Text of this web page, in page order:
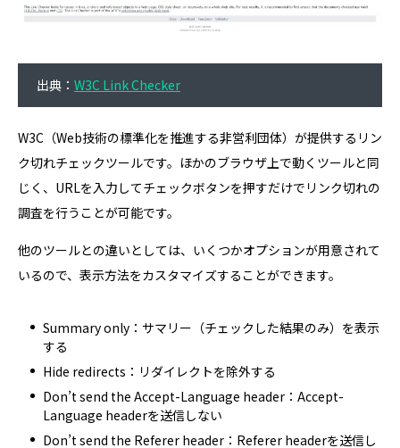
出典： W3C Link Checker
W3C（Web技術の標準化を推進する非営利団体）が提供するリン
ク切れチェックツールです。ほかのブラウザ上で動くツールと同
じく、URLを入力してチェックボタンを押すだけでリンク切れの
調査を行うことが可能です。
他のツールとの違いとしては、いくつかオプションが用意されて
いるので、表示方法をカスタマイズすることができます。
Summary only：サマリー（チェックした結果のみ）を表示
する
Hide redirects：リダイレクトを除外する
Don’t send the Accept-Language header：Accept-
Language headerを送信しない
Don’t send the Referer header：Referer headerを送信し